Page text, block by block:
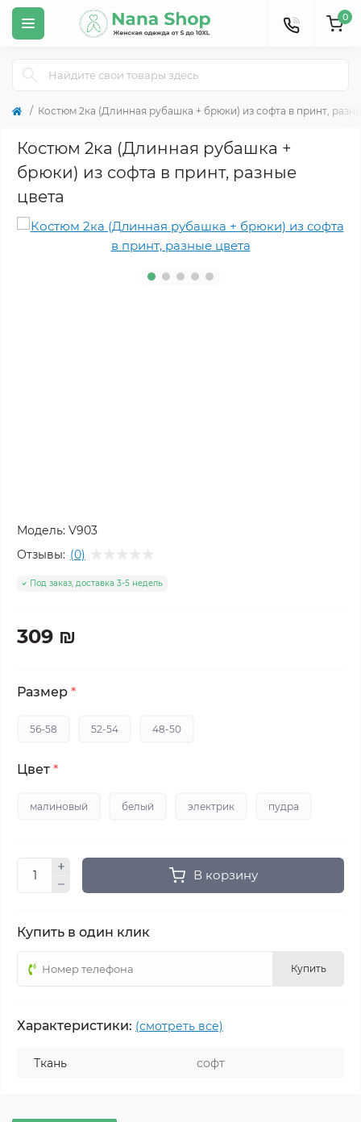
0
Костюм 2ка (Длинная рубашка + брюки) из софта в принт,
Костюм 2ка (Длинная рубашка +
брюки) из софта в принт, разные
цвета
Модель: V903
Отзывы: (0)
Под заказ, доставка 3-5 недель
309 ₪
Размер *
56-58 52-54 48-50
Цвет *
малиновый белый электрик пудра
В корзину
Купить в один клик
Купить
Характеристики: (смотреть все)
Ткань софт